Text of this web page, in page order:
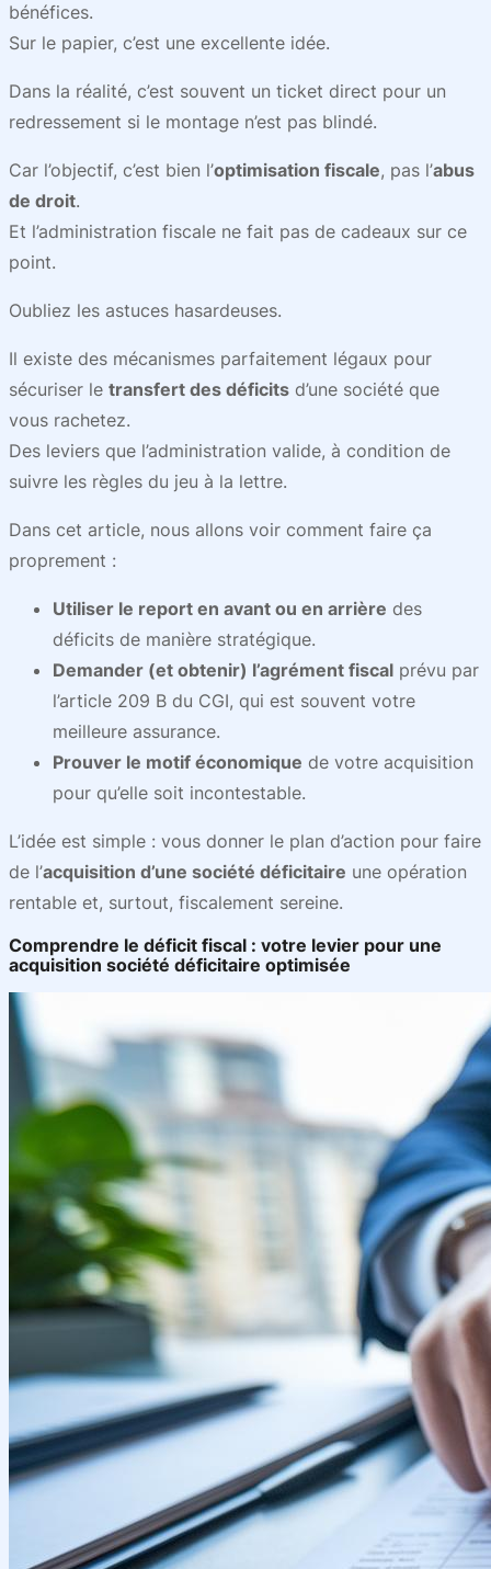
bénéfices.
Sur le papier, c’est une excellente idée.
Dans la réalité, c’est souvent un ticket direct pour un
redressement si le montage n’est pas blindé.
Car l’objectif, c’est bien l’optimisation fiscale, pas l’abus
de droit.
Et l’administration fiscale ne fait pas de cadeaux sur ce
point.
Oubliez les astuces hasardeuses.
Il existe des mécanismes parfaitement légaux pour
sécuriser le transfert des déficits d’une société que
vous rachetez.
Des leviers que l’administration valide, à condition de
suivre les règles du jeu à la lettre.
Dans cet article, nous allons voir comment faire ça
proprement :
Utiliser le report en avant ou en arrière des
déficits de manière stratégique.
Demander (et obtenir) l’agrément fiscal prévu par
l’article 209 B du CGI, qui est souvent votre
meilleure assurance.
Prouver le motif économique de votre acquisition
pour qu’elle soit incontestable.
L’idée est simple : vous donner le plan d’action pour faire
de l’acquisition d’une société déficitaire une opération
rentable et, surtout, fiscalement sereine.
Comprendre le déficit fiscal : votre levier pour une
acquisition société déficitaire optimisée